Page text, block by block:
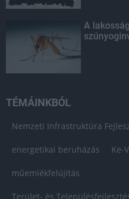
A
TÉMÁINKBÓL
Nemzeti Infrastruktúra
energetikai beruházás Ke-
műemlékfelújítás
Terület- és